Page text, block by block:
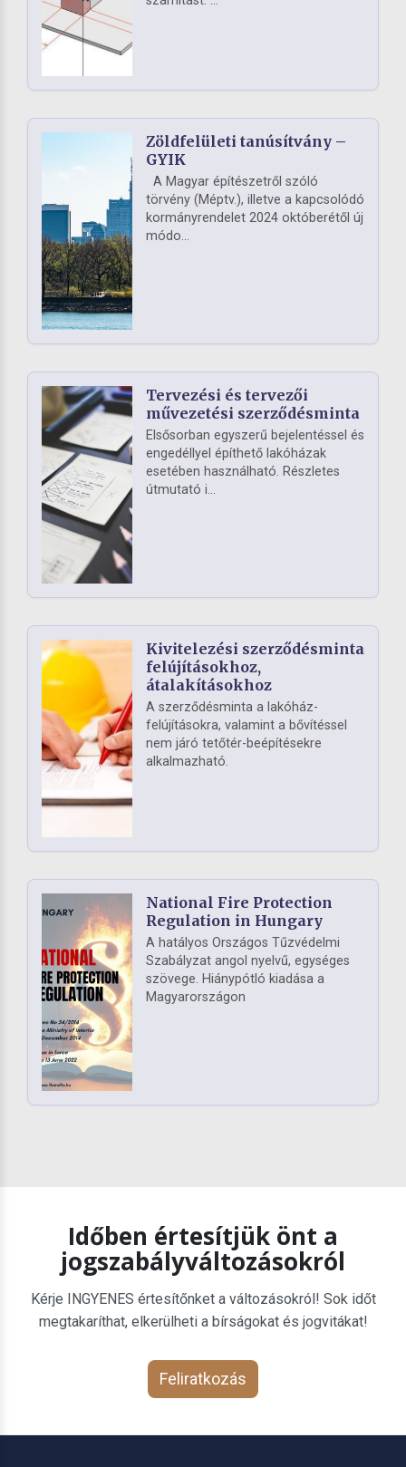
Zöldfelületi tanúsítvány –
GYIK
A Magyar építészetről szóló
törvény (Méptv.), illetve a kapcsolódó
kormányrendelet 2024 októberétől új
módo...
Tervezési és tervezői
művezetési szerződésminta
Elsősorban egyszerű bejelentéssel és
engedéllyel építhető lakóházak
esetében használható. Részletes
útmutató i...
Kivitelezési szerződésminta
felújításokhoz,
átalakításokhoz
A szerződésminta a lakóház-
felújításokra, valamint a bővítéssel
nem járó tetőtér-beépítésekre
alkalmazható.
National Fire Protection
Regulation in Hungary
A hatályos Országos Tűzvédelmi
Szabályzat angol nyelvű, egységes
szövege. Hiánypótló kiadása a
Magyarországon
Időben értesítjük önt a
jogszabályváltozásokról
Kérje INGYENES értesítőnket a változásokról! Sok időt
megtakaríthat, elkerülheti a bírságokat és jogvitákat!
Feliratkozás